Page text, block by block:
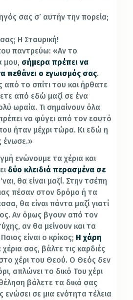
σας σ’ αυτήν την πορεία;
Η Σταυρική!
παντρεύω: «Αν το
μου, σήμερα πρέπει να
πεθάνει ο εγωισμός σας.
από το σπίτι του και ήρθατε
από εδώ μαζί σε ένα
ωραία. Τι σημαίνουν όλα
να φύγει από τον εαυτό
ήταν μέχρι τώρα. Κι εδώ η
ένωσε.»
ενώνουμε τα χέρια και
δύο κλειδιά περασμένα σε
θα είναι μαζί. Στην τσέπη
πέσαν στον δρόμο ή τα
θα είναι πάντα μαζί γιατί
Αν όμως βγουν από τον
αν θα μείνουν και τα
είναι ο κρίκος; Η χάρη
σας, βάλτε τις καρδιές
χέρι του Θεού. Ο Θεός δεν
απλώνει το δικό Του χέρι
βάλετε τα δικά σας
σε μια ενότητα τέλεια